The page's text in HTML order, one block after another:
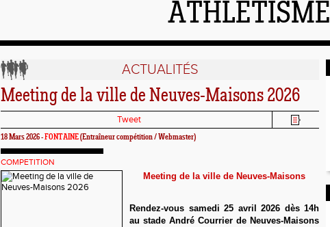
ATHLÉTISME
ACTUALITÉS
Meeting de la ville de Neuves-Maisons 2026
Tweet
18 Mars 2026 -FONTAINE(Entraîneur compétition / Webmaster)
COMPETITION
Meeting de la ville de Neuves-Maisons
Rendez-vous samedi 25 avril 2026 dès 14h
au stade André Courrier de Neuves-Maisons